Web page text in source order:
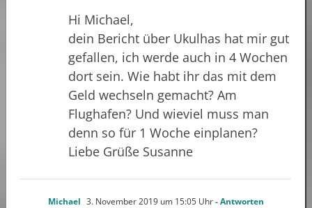
Hi Michael,
dein Bericht über Ukulhas hat mir gut
gefallen, ich werde auch in 4 Wochen
dort sein. Wie habt ihr das mit dem
Geld wechseln gemacht? Am
Flughafen? Und wieviel muss man
denn so für 1 Woche einplanen?
Liebe Grüße Susanne
Michael 3. November 2019 um 15:05 Uhr- Antworten